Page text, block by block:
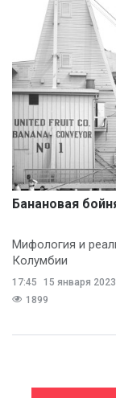
Банановая
Мифология и
Колумбии
17:45
15 января 2023
1899